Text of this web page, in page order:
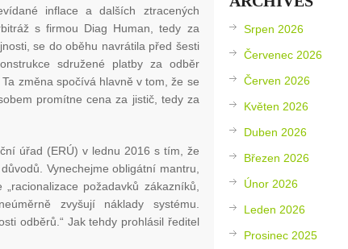
inflace a dalších ztracených
s firmou Diag Human, tedy za
se do oběhu navrátila před šesti
sdružené platby za odběr
změna spočívá hlavně v tom, že se
promítne cena za jistič, tedy za
úřad (ERÚ) v lednu 2016 s tím, že
Vynechejme obligátní mantru,
požadavků zákazníků,
zvyšují náklady systému.
odběrů.“ Jak tehdy prohlásil ředitel
Srpen 2026
Červenec 2026
Červen 2026
Květen 2026
Duben 2026
Březen 2026
Únor 2026
Leden 2026
Prosinec 2025